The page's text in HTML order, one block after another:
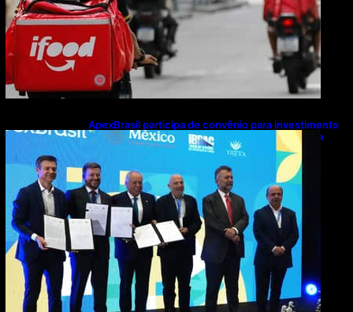
ApexBrasil participa de convênio para investimento
de R$ 2,63 milhões em exportações de cachaça